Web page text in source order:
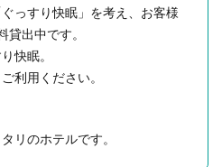
っすり快眠」を考え、お客様
貸出中です。
快眠。
利用ください。
リのホテルです。